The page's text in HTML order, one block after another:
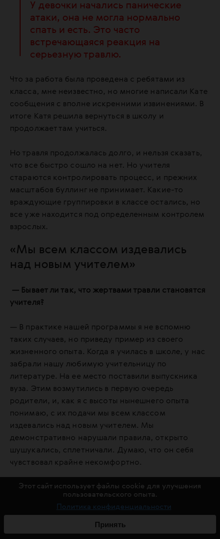
У девочки начались панические
атаки, она не могла нормально
спать и есть. Это часто
встречающаяся реакция на
серьезную травлю.
Что за работа была проведена с ребятами из
класса, мне неизвестно, но многие написали Кате
сообщения с вполне искренними извинениями. В
итоге Катя решила вернуться в школу и
продолжает там учиться.
Но травля продолжалась долго, и нельзя сказать,
что все быстро сошло на нет. Но учителя
стараются контролировать процесс, и прежних
масштабов буллинг не принимает. Какие-то
враждующие группировки в классе остались, но
все уже находится под определенным контролем
взрослых.
«Мы всем классом издевались
над новым учителем»
— Бывает ли так, что жертвами травли становятся
учителя?
— В практике нашей программы я не вспомню
таких случаев, но приведу пример из своего
жизненного опыта. Когда я училась в школе, у нас
забрали нашу любимую учительницу по
литературе. На ее место поставили выпускника
вуза. Этим возмутились в первую очередь
родители, и, как я с высоты нынешнего опыта
понимаю, с их подачи мы всем классом
издевались над новым учителем. Мы
демонстративно нарушали правила, открыто
шушукались, сплетничали. Думаю, что он себя
чувствовал крайне некомфортно.
Я тоже принимала участие в буллинге. Есть
есть беспристрастные наблюдатели, а есть
«группа поддержки», своего рода чир-лидеры. Вот
Этот сайт использует файлы cookie для улучшения
пользовательского опыта.
Политика конфиденциальности
Принять